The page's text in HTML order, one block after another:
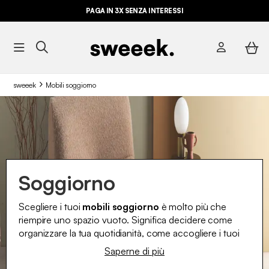
PAGA IN 3X SENZA INTERESSI
sweeek Mobili soggiorno
Soggiorno
Scegliere i tuoi mobili soggiorno è molto più che
riempire uno spazio vuoto. Significa decidere come
organizzare la tua quotidianità, come accogliere i tuoi
dare forma al luogo in cui condividi
alcuni dei momenti più importanti in famiglia.
Saperne di più